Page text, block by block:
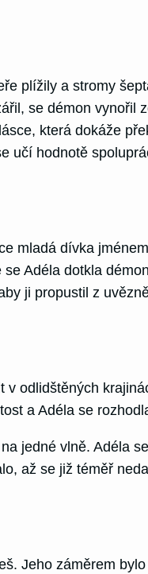
plížily a stromy
se démon
která dokáže
učí hodnotě
mladá dívka
Adéla dotkla
ji propustil z
odlidštěných
a Adéla se
jedné vlně. Adéla
až se již téměř
Jeho záměrem